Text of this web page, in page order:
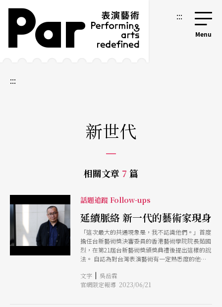
跳到主要內容區塊
網站導覽 :::
:::
新世代
相關文章 7 篇
話題追蹤 Follow-ups
延續脈絡 新一代的藝術家現身
「這次最大的共通現象是，我不認識他們。」首度
擔任台新藝術獎決審委員的香港藝術學院院長茹國
烈，在第21屆台新藝術獎頒獎典禮後提出這樣的說
法。 自認為對台灣表演藝術有一定熟悉度的他，
過台灣，更注意到這次入圍台新藝術獎決審的藝術
家，都不是同輩的朋友，甚至不只是下一代，還有
文字 | 吳岳霖
官網限定報導 2023/06/21